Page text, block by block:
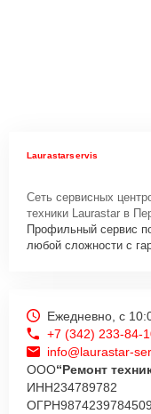
Laurastarservis
Сеть сервисных
техники Laurastar в
Профильный сервис
любой сложности с
Ежедневно, с
+7 (342) 233-84-
info@laurastar-
ООО“Ремонт
ИНН234789782
ОГРН